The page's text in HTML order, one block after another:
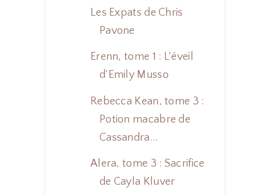
Les Expats de Chris
Pavone
Erenn, tome 1 : L'éveil
d'Emily Musso
Rebecca Kean, tome 3 :
Potion macabre de
Cassandra...
Alera, tome 3 : Sacrifice
de Cayla Kluver